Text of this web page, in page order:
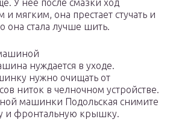
У нее после смазки ход
и мягким, она престает стучать и
она стала лучше шить.
нуждается в уходе.
нужно очищать от
ниток в челночном устройстве.
машинки Подольская снимите
и фронтальную крышку.